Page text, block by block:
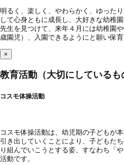
明るく、楽しく、やわらかく、ゆった
して心身ともに成長し、大好きな幼稚
先生を見つけて、来年４月には幼稚園
歳園児）、入園できるようにと願い保育
×
教育活動（大切にしているも
コスモ体操活動
コスモ体操活動は、幼児期の子どもが
引き出していくことにより、子どもた
り組んでいこうとする姿、すなわち「
活動です。